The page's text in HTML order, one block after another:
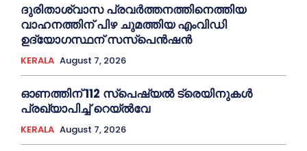
ദുരിതാശ്വാസ പ്രവര്‍ത്തനത്തിനെത്തിയ
വാഹനത്തിന് പിഴ ചുമത്തിയ എംവിഡി
ഉദ്യോഗസ്ഥന് സസ്പെൻഷൻ
KERALA August 7, 2026
ഓണത്തിന് 112 സ്പെഷ്യല്‍ ട്രെയിനുകള്‍
പ്രഖ്യാപിച്ച്‌ റെയ്ല്‍വേ
KERALA August 7, 2026